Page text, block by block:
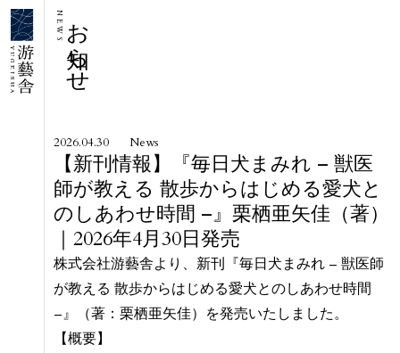
お知らせ
NEWS
2026.04.30 News
【新刊情報】『毎日犬まみれ – 獣医
師が教える 散歩からはじめる愛犬と
のしあわせ時間 –』栗栖亜矢佳（著）
｜2026年4月30日発売
株式会社游藝舎より、新刊『毎日犬まみれ – 獣医師
が教える 散歩からはじめる愛犬とのしあわせ時間
–』（著：栗栖亜矢佳）を発売いたしました。
【概要】